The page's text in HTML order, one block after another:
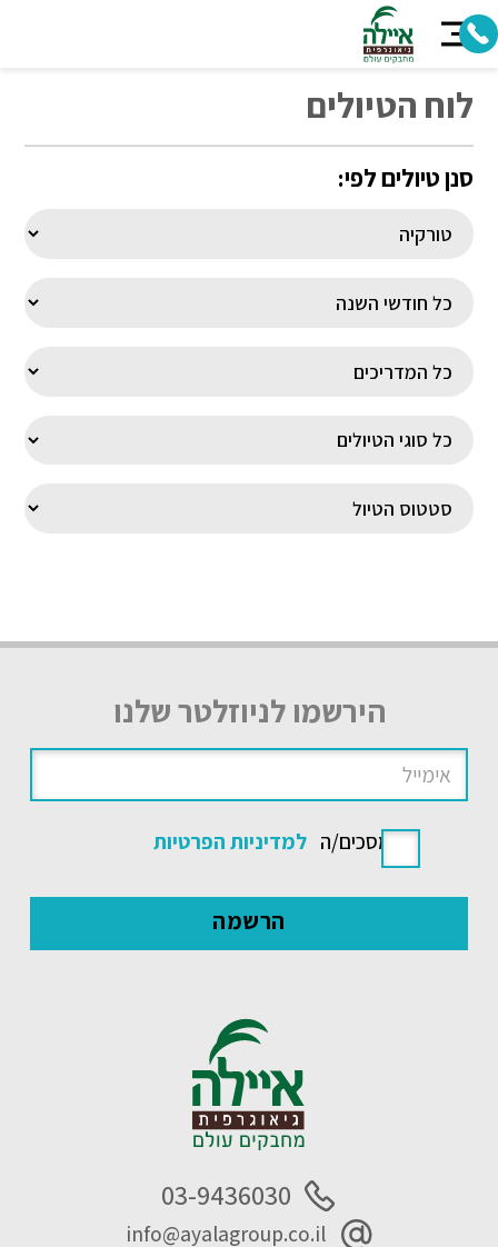
לוח הטיולים
סנן טיולים לפי:
הירשמו לניוזלטר שלנו
אני מסכים/ה למדיניות הפרטיות
03-9436030
info@ayalagroup.co.il